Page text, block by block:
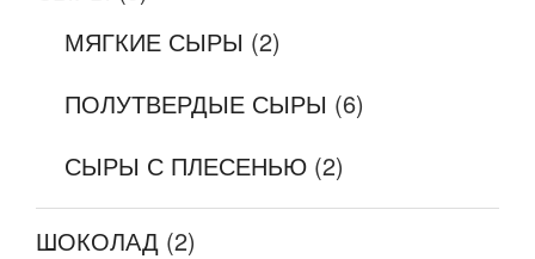
МЯГКИЕ СЫРЫ (2)
ПОЛУТВЕРДЫЕ СЫРЫ (6)
СЫРЫ С ПЛЕСЕНЬЮ (2)
ШОКОЛАД (2)